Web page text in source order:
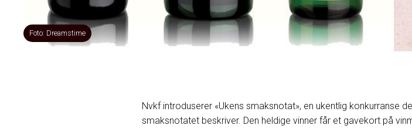
Foto: Dreamstime
Nvkf introduserer «Ukens smaksnotat», en ukentlig konkurranse
smaksnotatet beskriver. Den heldige vinner får et gavekort på